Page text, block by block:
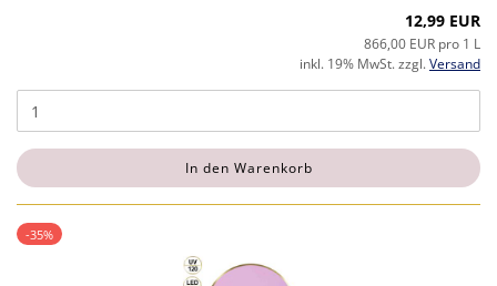
12,99 EUR
866,00 EUR pro 1 L
inkl. 19% MwSt. zzgl.Versand
In den Warenkorb
-35%